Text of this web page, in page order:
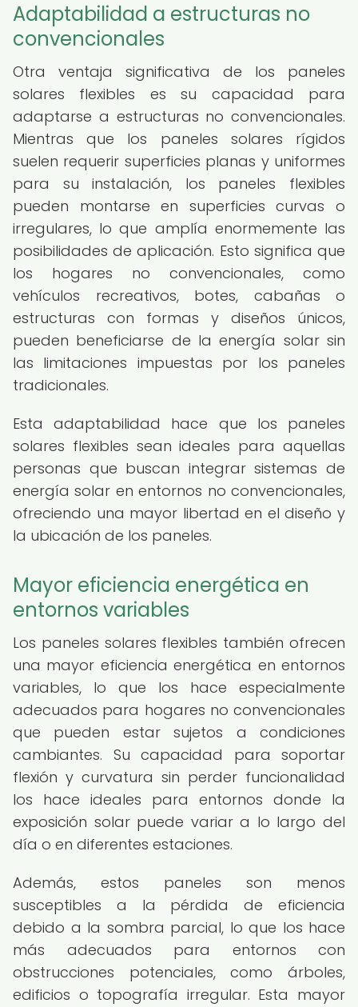
Adaptabilidad a estructuras no
convencionales
Otra ventaja significativa de los paneles
solares flexibles es su capacidad para
adaptarse a estructuras no convencionales.
Mientras que los paneles solares rígidos
suelen requerir superficies planas y uniformes
para su instalación, los paneles flexibles
pueden montarse en superficies curvas o
irregulares, lo que amplía enormemente las
posibilidades de aplicación. Esto significa que
los hogares no convencionales, como
vehículos recreativos, botes, cabañas o
estructuras con formas y diseños únicos,
pueden beneficiarse de la energía solar sin
las limitaciones impuestas por los paneles
tradicionales.
Esta adaptabilidad hace que los paneles
solares flexibles sean ideales para aquellas
personas que buscan integrar sistemas de
energía solar en entornos no convencionales,
ofreciendo una mayor libertad en el diseño y
la ubicación de los paneles.
Mayor eficiencia energética en
entornos variables
Los paneles solares flexibles también ofrecen
una mayor eficiencia energética en entornos
variables, lo que los hace especialmente
adecuados para hogares no convencionales
que pueden estar sujetos a condiciones
cambiantes. Su capacidad para soportar
flexión y curvatura sin perder funcionalidad
los hace ideales para entornos donde la
exposición solar puede variar a lo largo del
día o en diferentes estaciones.
Además, estos paneles son menos
susceptibles a la pérdida de eficiencia
debido a la sombra parcial, lo que los hace
más adecuados para entornos con
obstrucciones potenciales, como árboles,
edificios o topografía irregular. Esta mayor